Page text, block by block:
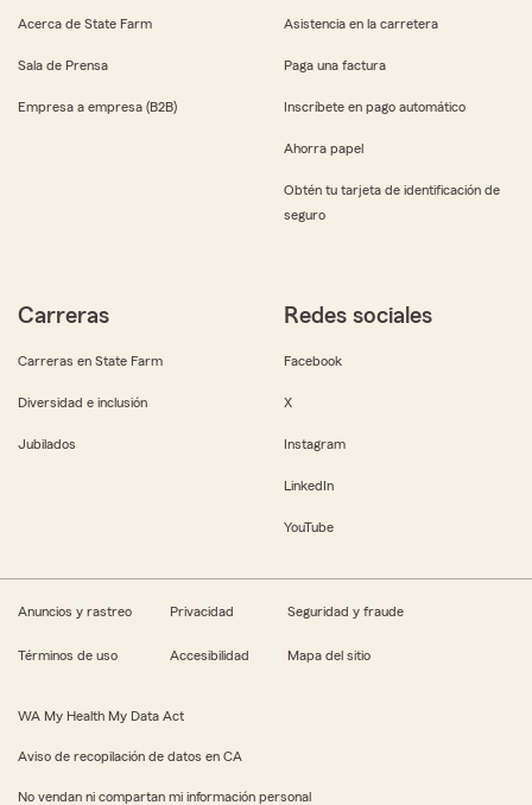
Acerca de State Farm
Sala de Prensa
Empresa a empresa (B2B)
Asistencia en la carretera
Paga una factura
Inscríbete en pago automático
Ahorra papel
Obtén tu tarjeta de identificación de
seguro
Carreras
Carreras en State Farm
Diversidad e inclusión
Jubilados
Redes sociales
Facebook
X
Instagram
LinkedIn
YouTube
Anuncios y rastreo Privacidad Seguridad y fraude
Términos de uso Accesibilidad Mapa del sitio
WA My Health My Data Act
Aviso de recopilación de datos en CA
No vendan ni compartan mi información personal